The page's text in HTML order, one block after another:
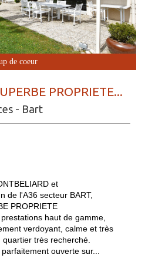
de coeur
PROPRIETE...
- Bart
et
de l'A36 secteur BART,
PROPRIETE
haut de gamme,
verdoyant, calme et très
très recherché.
ouverte sur...